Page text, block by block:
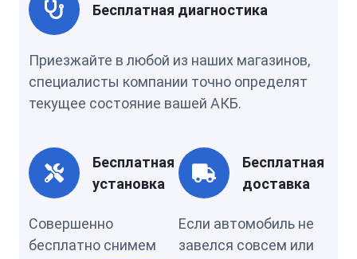
Бесплатная диагностика
Приезжайте в любой из наших магазинов,
специалисты компании точно определят
текущее состояние вашей АКБ.
Бесплатная
установка
Совершенно
бесплатно снимем
Бесплатная
доставка
Если автомобиль не
завелся совсем или